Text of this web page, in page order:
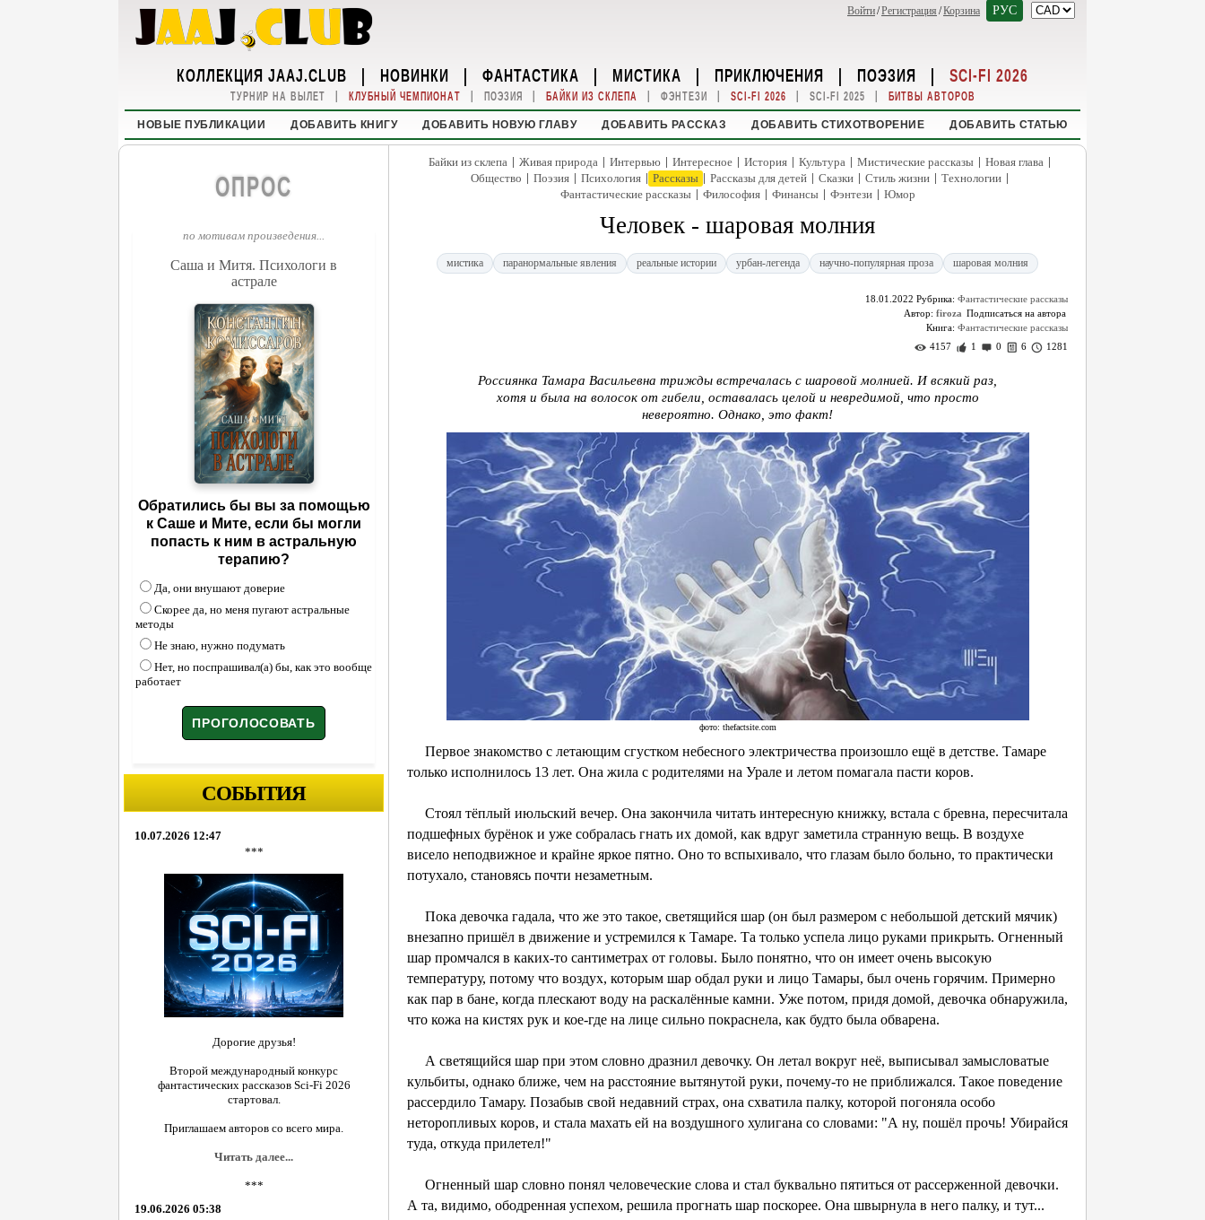
Войти/Регистрация /Корзина РУС
КОЛЛЕКЦИЯ JAAJ.CLUB | НОВИНКИ | ФАНТАСТИКА | МИСТИКА | ПРИКЛЮЧЕНИЯ | ПОЭЗИЯ | SCI-FI 2026
ТУРНИР НА ВЫЛЕТ | КЛУБНЫЙ ЧЕМПИОНАТ | ПОЭЗИЯ | БАЙКИ ИЗ СКЛЕПА | ФЭНТЕЗИ | SCI-FI 2026 | SCI-FI 2025 | БИТВЫ АВТОРОВ
НОВЫЕ ПУБЛИКАЦИИ ДОБАВИТЬ КНИГУ ДОБАВИТЬ НОВУЮ ГЛАВУ ДОБАВИТЬ РАССКАЗ ДОБАВИТЬ СТИХОТВОРЕНИЕ ДОБАВИТЬ СТАТЬЮ
ОПРОС
по мотивам произведения...
Саша и Митя. Психологи в
астрале
Обратились бы вы за помощью
к Саше и Мите, если бы могли
попасть к ним в астральную
терапию?
Да, они внушают доверие
Скорее да, но меня пугают астральные
методы
Не знаю, нужно подумать
Нет, но поспрашивал(а) бы, как это вообще
работает
СОБЫТИЯ
10.07.2026 12:47
***
Дорогие друзья!
Второй международный конкурс
фантастических рассказов Sci-Fi 2026
стартовал.
Приглашаем авторов со всего мира.
Читать далее...
***
19.06.2026 05:38
Байки из склепа | Живая природа | Интервью | Интересное | История | Культура | Мистические рассказы | Новая глава |
Общество | Поэзия | Психология | Рассказы | Рассказы для детей | Сказки | Стиль жизни | Технологии |
Фантастические рассказы | Философия | Финансы | Фэнтези | Юмор
Человек - шаровая молния
мистика паранормальные явления реальные истории урбан-легенда научно-популярная проза шаровая молния
18.01.2022 Рубрика: Фантастические рассказы
Автор: firoza
Книга: Фантастические рассказы
4157
1 0 6 1281
Россиянка Тамара Васильевна трижды встречалась с шаровой молнией. И всякий раз,
хотя и была на волосок от гибели, оставалась целой и невредимой, что просто
невероятно. Однако, это факт!
фото: thefactsite.com
Первое знакомство с летающим сгустком небесного электричества произошло ещё в детстве. Тамаре
только исполнилось 13 лет. Она жила с родителями на Урале и летом помагала пасти коров.
Стоял тёплый июльский вечер. Она закончила читать интересную книжку, встала с бревна, пересчитала
подшефных бурёнок и уже собралась гнать их домой, как вдруг заметила странную вещь. В воздухе
висело неподвижное и крайне яркое пятно. Оно то вспыхивало, что глазам было больно, то практически
потухало, становясь почти незаметным.
Пока девочка гадала, что же это такое, светящийся шар (он был размером с небольшой детский мячик)
внезапно пришёл в движение и устремился к Тамаре. Та только успела лицо руками прикрыть. Огненный
шар промчался в каких-то сантиметрах от головы. Было понятно, что он имеет очень высокую
температуру, потому что воздух, которым шар обдал руки и лицо Тамары, был очень горячим. Примерно
как пар в бане, когда плескают воду на раскалённые камни. Уже потом, придя домой, девочка обнаружила,
что кожа на кистях рук и кое-где на лице сильно покраснела, как будто была обварена.
А светящийся шар при этом словно дразнил девочку. Он летал вокруг неё, выписывал замысловатые
кульбиты, однако ближе, чем на расстояние вытянутой руки, почему-то не приближался. Такое поведение
рассердило Тамару. Позабыв свой недавний страх, она схватила палку, которой погоняла особо
неторопливых коров, и стала махать ей на воздушного хулигана со словами: "А ну, пошёл прочь! Убирайся
туда, откуда прилетел!"
Огненный шар словно понял человеческие слова и стал буквально пятиться от рассерженной девочки.
А та, видимо, ободренная успехом, решила прогнать шар поскорее. Она швырнула в него палку, и тут...